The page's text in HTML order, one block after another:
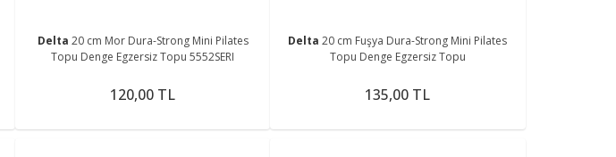
Delta 20 cm Mor Dura-Strong Mini Pilates
Topu Denge Egzersiz Topu 5552SERI
120,00 TL
Delta20 cm Fuşya Dura-Strong Mini Pilates
Topu Denge Egzersiz Topu
135,00 TL